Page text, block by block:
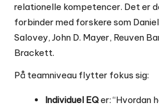
relationelle kompetencer. Det er
forbinder med forskere som
Salovey, John D. Mayer, Reuven
Brackett.
På teamniveau flytter fokus sig:
Individuel EQer: “Hvordan